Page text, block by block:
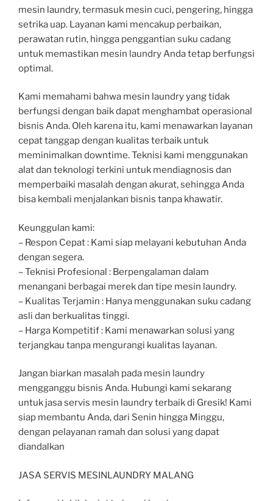
mesin laundry, termasuk mesin cuci, pengering, hingga
setrika uap. Layanan kami mencakup perbaikan,
perawatan rutin, hingga penggantian suku cadang
untuk memastikan mesin laundry Anda tetap berfungsi
optimal.
Kami memahami bahwa mesin laundry yang tidak
berfungsi dengan baik dapat menghambat operasional
bisnis Anda. Oleh karena itu, kami menawarkan layanan
cepat tanggap dengan kualitas terbaik untuk
meminimalkan downtime. Teknisi kami menggunakan
alat dan teknologi terkini untuk mendiagnosis dan
memperbaiki masalah dengan akurat, sehingga Anda
bisa kembali menjalankan bisnis tanpa khawatir.
Keunggulan kami:
– Respon Cepat : Kami siap melayani kebutuhan Anda
dengan segera.
– Teknisi Profesional : Berpengalaman dalam
menangani berbagai merek dan tipe mesin laundry.
– Kualitas Terjamin : Hanya menggunakan suku cadang
asli dan berkualitas tinggi.
– Harga Kompetitif : Kami menawarkan solusi yang
terjangkau tanpa mengurangi kualitas layanan.
Jangan biarkan masalah pada mesin laundry
mengganggu bisnis Anda. Hubungi kami sekarang
untuk jasa servis mesin laundry terbaik di Gresik! Kami
siap membantu Anda, dari Senin hingga Minggu,
dengan pelayanan ramah dan solusi yang dapat
diandalkan
JASA SERVIS MESINLAUNDRY MALANG